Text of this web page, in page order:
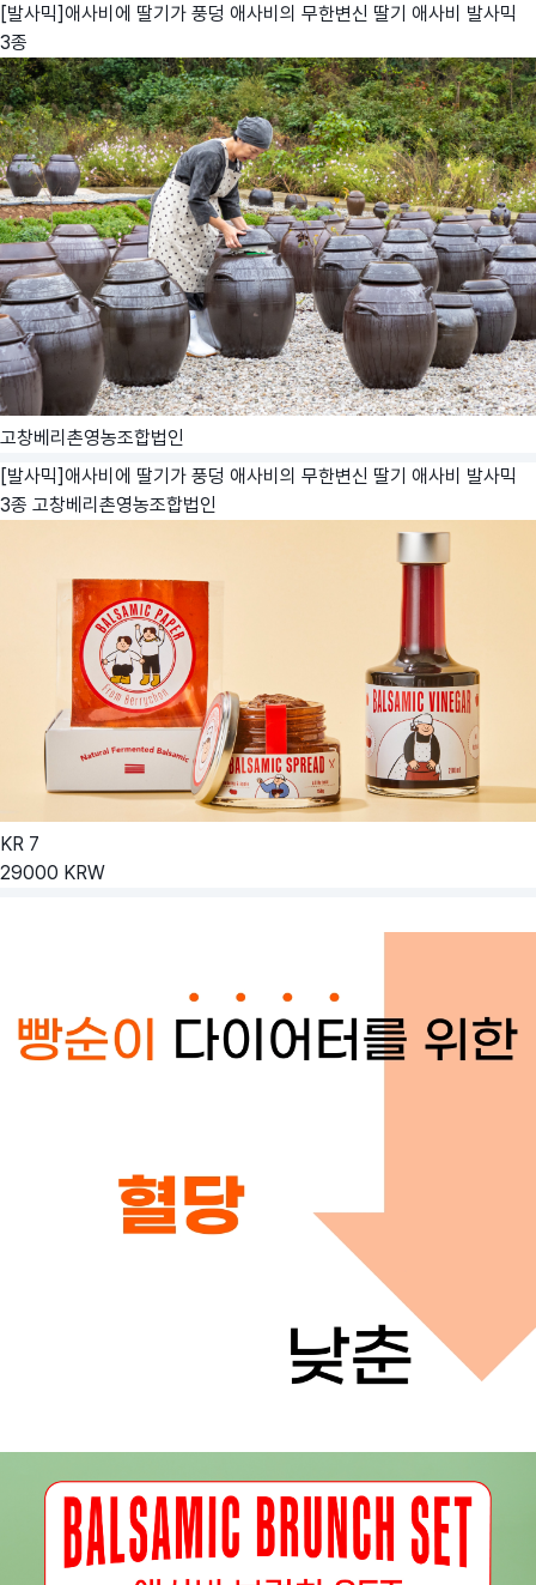
[발사믹]애사비에 딸기가 풍덩 애사비의 무한변신 딸기 애사비 발사믹
3종
고창베리촌영농조합법인
[발사믹]애사비에 딸기가 풍덩 애사비의 무한변신 딸기 애사비 발사믹
3종 고창베리촌영농조합법인
KR 7
29000 KRW